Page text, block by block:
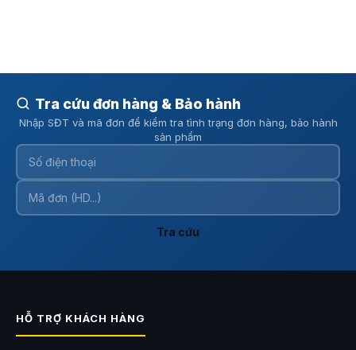
Nhiệt độ màu: 2700K～6000K
Đèn rọi thả trần
Công suất: 10W
Tra cứu đơn hàng & Bảo hành
Nhập SĐT và mã đơn để kiểm tra tình trạng đơn hàng, bảo hành
sản phẩm
Tra cứu
HỖ TRỢ KHÁCH HÀNG